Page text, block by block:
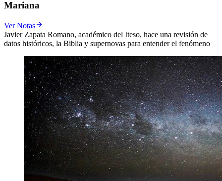
Mariana
Ver Notas
Javier Zapata Romano, académico del Iteso, hace una revisión de
datos históricos, la Biblia y supernovas para entender el fenómeno